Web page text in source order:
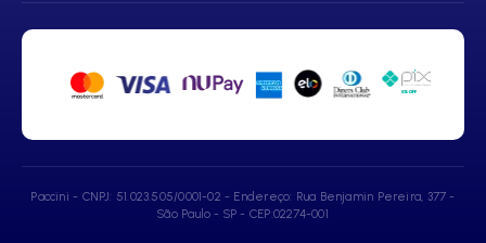
Paccini - CNPJ: 51.023.505/0001-02 - Endereço: Rua Benjamin Pereira, 377 -
São Paulo - SP - CEP:02274-001